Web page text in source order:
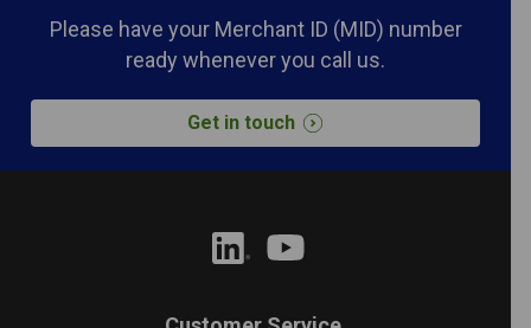
Please have your Merchant ID (MID) number
ready whenever you call us.
Get in touch